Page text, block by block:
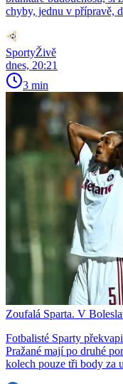
chyby, jednu v přípravě,
SportyŽivě
dnes, 20:21
3 min
Zoufalá Sparta. V
Fotbalisté Sparty
Pražané mají po druhé
kolech pouze tři body za